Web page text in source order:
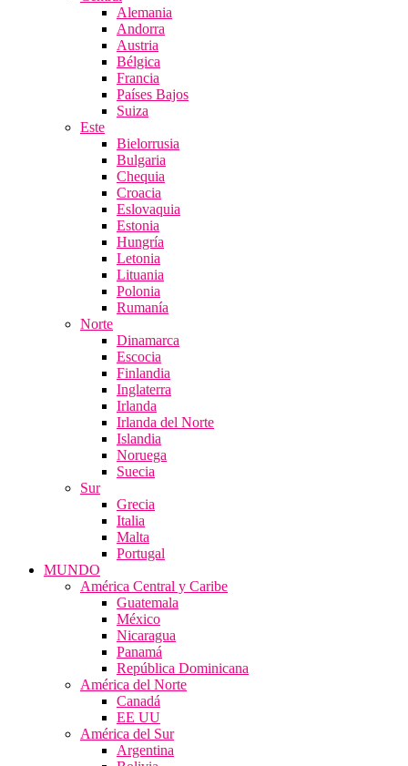
Alemania
Andorra
Austria
Bélgica
Francia
Países Bajos
Suiza
Este
Bielorrusia
Bulgaria
Chequia
Croacia
Eslovaquia
Estonia
Hungría
Letonia
Lituania
Polonia
Rumanía
Norte
Dinamarca
Escocia
Finlandia
Inglaterra
Irlanda
Irlanda del Norte
Islandia
Noruega
Suecia
Sur
Grecia
Italia
Malta
Portugal
MUNDO
América Central y Caribe
Guatemala
México
Nicaragua
Panamá
República Dominicana
América del Norte
Canadá
EE UU
América del Sur
Argentina